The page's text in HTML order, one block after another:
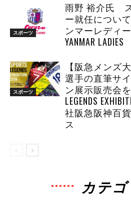
スポーツ
雨野 裕介氏
ー就任につい
ンマーレディー
YANMAR LADIES
スポーツ
【阪急メンズ
選手の直筆サ
ン展示販売会
LEGENDS
社阪急阪神百
ス
カテゴ